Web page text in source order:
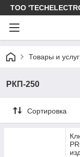
ТОО
Товары и
РКП-250
Сортировка